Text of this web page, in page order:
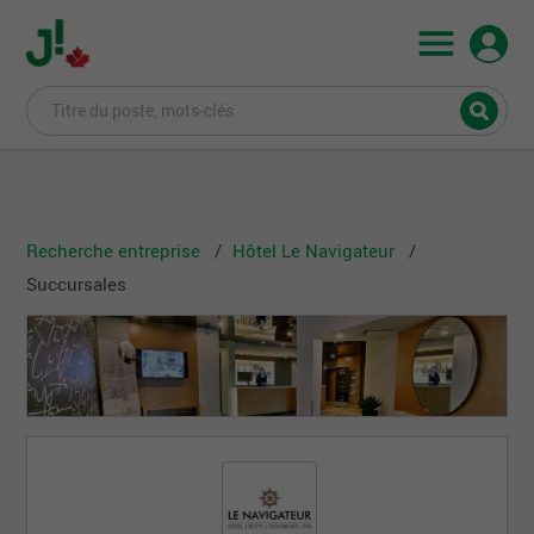
Recherche entreprise
Hôtel Le Navigateur
Succursales